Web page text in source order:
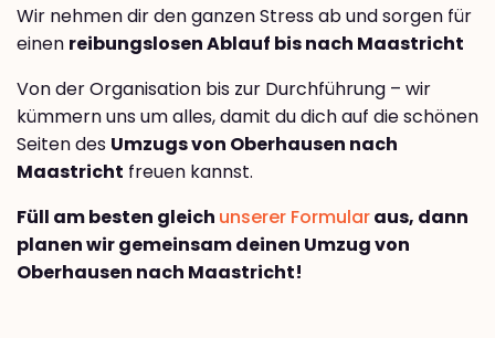
Wir nehmen dir den ganzen Stress ab und sorgen für
einen reibungslosen Ablauf bis nach Maastricht
Von der Organisation bis zur Durchführung – wir
kümmern uns um alles, damit du dich auf die schönen
Seiten des Umzugs von Oberhausen nach
Maastricht freuen kannst.
Füll am besten gleich unserer Formularaus, dann
planen wir gemeinsam deinen Umzug von
Oberhausen nach Maastricht!